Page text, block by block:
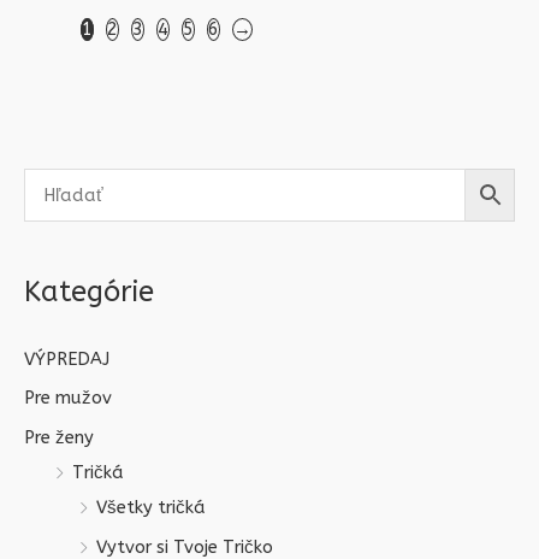
Kategórie
VÝPREDAJ
Pre mužov
Pre ženy
Tričká
Všetky tričká
Vytvor si Tvoje Tričko
1 2 3 4 5 6 →